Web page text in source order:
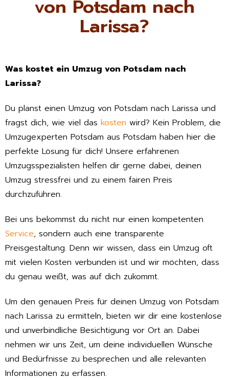
von Potsdam nach
Larissa?
Was kostet ein Umzug von Potsdam nach
Larissa?
Du planst einen Umzug von Potsdam nach Larissa und
fragst dich, wie viel das kosten wird? Kein Problem, die
Umzugexperten Potsdam aus Potsdam haben hier die
perfekte Lösung für dich! Unsere erfahrenen
Umzugsspezialisten helfen dir gerne dabei, deinen
Umzug stressfrei und zu einem fairen Preis
durchzuführen.
Bei uns bekommst du nicht nur einen kompetenten
Service, sondern auch eine transparente
Preisgestaltung. Denn wir wissen, dass ein Umzug oft
mit vielen Kosten verbunden ist und wir möchten, dass
du genau weißt, was auf dich zukommt.
Um den genauen Preis für deinen Umzug von Potsdam
nach Larissa zu ermitteln, bieten wir dir eine kostenlose
und unverbindliche Besichtigung vor Ort an. Dabei
nehmen wir uns Zeit, um deine individuellen Wünsche
und Bedürfnisse zu besprechen und alle relevanten
Informationen zu erfassen.